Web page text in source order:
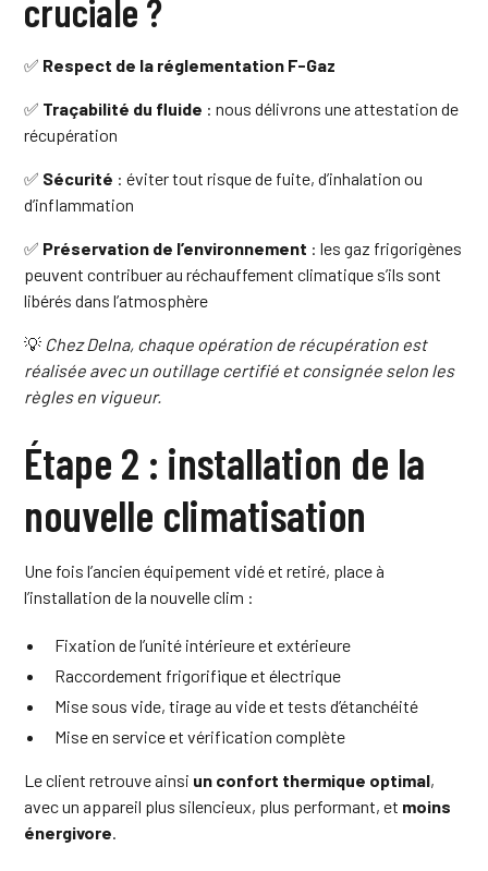
cruciale ?
✅ Respect de la réglementation F-Gaz
✅ Traçabilité du fluide : nous délivrons une attestation de
récupération
✅ Sécurité : éviter tout risque de fuite, d’inhalation ou
d’inflammation
✅ Préservation de l’environnement : les gaz frigorigènes
peuvent contribuer au réchauffement climatique s’ils sont
libérés dans l’atmosphère
💡 Chez Delna, chaque opération de récupération est
réalisée avec un outillage certifié et consignée selon les
règles en vigueur.
Étape 2 : installation de la
nouvelle climatisation
Une fois l’ancien équipement vidé et retiré, place à
l’installation de la nouvelle clim :
Fixation de l’unité intérieure et extérieure
Raccordement frigorifique et électrique
Mise sous vide, tirage au vide et tests d’étanchéité
Mise en service et vérification complète
Le client retrouve ainsi un confort thermique optimal,
avec un appareil plus silencieux, plus performant, et moins
énergivore.